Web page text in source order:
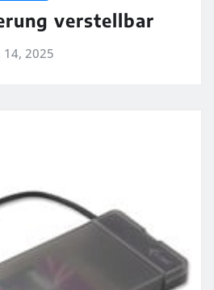
verstellbar
14, 2025